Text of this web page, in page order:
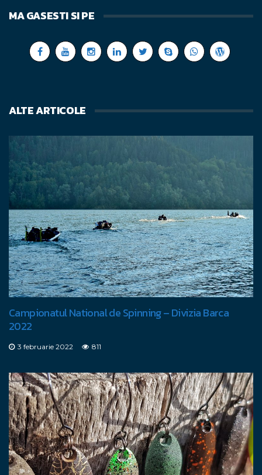
MA GASESTI SI PE
ALTE ARTICOLE
Campionatul National de Spinning – Divizia Barca
2022
3 februarie 2022 811